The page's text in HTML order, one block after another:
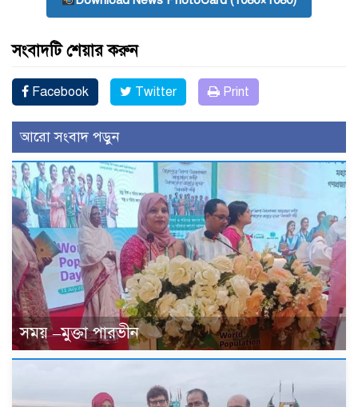
সংবাদটি শেয়ার করুন
Facebook Twitter Print
আরো সংবাদ পড়ুন
সময় –মুক্তা পারভীন